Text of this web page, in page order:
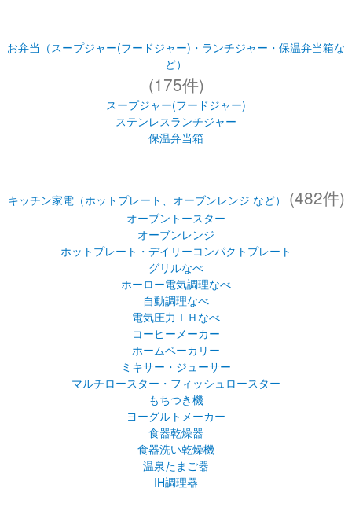
お弁当（スープジャー(フードジャー)・ランチジャー・保温弁当箱な
ど）
(175件)
スープジャー(フードジャー)
ステンレスランチジャー
保温弁当箱
キッチン家電（ホットプレート、オーブンレンジ など） (482件)
オーブントースター
オーブンレンジ
ホットプレート・デイリーコンパクトプレート
グリルなべ
ホーロー電気調理なべ
自動調理なべ
電気圧力ＩＨなべ
コーヒーメーカー
ホームベーカリー
ミキサー・ジューサー
マルチロースター・フィッシュロースター
もちつき機
ヨーグルトメーカー
食器乾燥器
食器洗い乾燥機
温泉たまご器
IH調理器